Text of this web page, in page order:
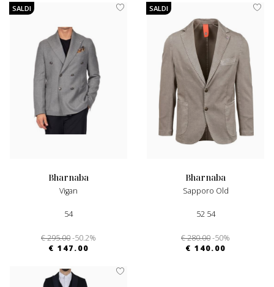
SALDI
bharnaba
Vigan
54
€ 295.00-50.2%
€ 147.00
SALDI
bharnaba
Sapporo Old
52 54
€ 280.00-50%
€ 140.00